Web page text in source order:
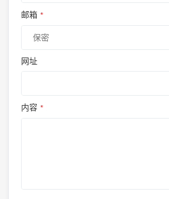
邮箱 *
网址
内容 *